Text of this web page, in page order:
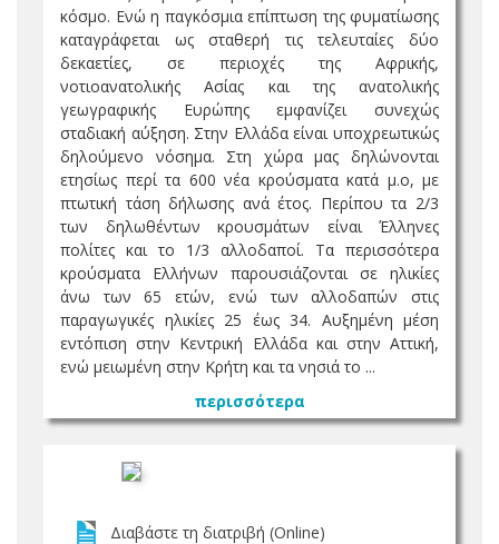
κόσμο. Ενώ η παγκόσμια επίπτωση της φυματίωσης
καταγράφεται ως σταθερή τις τελευταίες δύο
δεκαετίες, σε περιοχές της Αφρικής,
νοτιοανατολικής Ασίας και της ανατολικής
γεωγραφικής Ευρώπης εμφανίζει συνεχώς
σταδιακή αύξηση. Στην Ελλάδα είναι υποχρεωτικώς
δηλούμενο νόσημα. Στη χώρα μας δηλώνονται
ετησίως περί τα 600 νέα κρούσματα κατά μ.ο, με
πτωτική τάση δήλωσης ανά έτος. Περίπου τα 2/3
των δηλωθέντων κρουσμάτων είναι Έλληνες
πολίτες και το 1/3 αλλοδαποί. Τα περισσότερα
κρούσματα Ελλήνων παρουσιάζονται σε ηλικίες
άνω των 65 ετών, ενώ των αλλοδαπών στις
παραγωγικές ηλικίες 25 έως 34. Αυξημένη μέση
εντόπιση στην Κεντρική Ελλάδα και στην Αττική,
ενώ μειωμένη στην Κρήτη και τα νησιά το ...
περισσότερα
Διαβάστε τη διατριβή (Online)